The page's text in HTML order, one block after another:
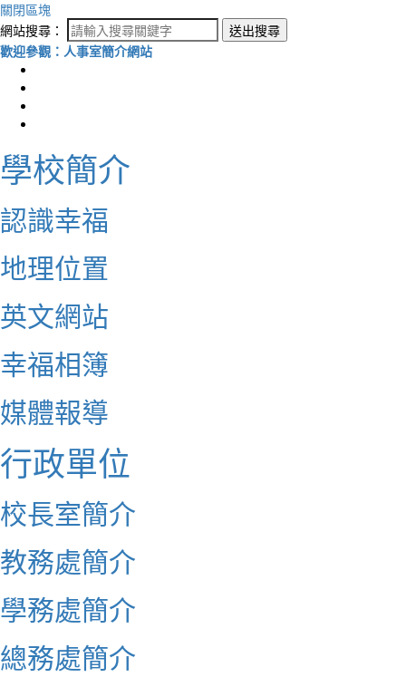
關閉區塊
網站搜尋：
送出搜尋
歡迎參觀：人事室簡介網站
學校簡介
認識幸福
地理位置
英文網站
幸福相簿
媒體報導
行政單位
校長室簡介
教務處簡介
學務處簡介
總務處簡介